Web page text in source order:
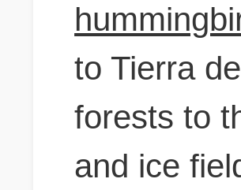
to Tierra
forests to
and ice